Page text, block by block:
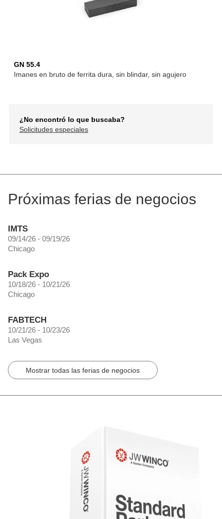
GN 55.4
Imanes en bruto de ferrita dura, sin blindar, sin agujero
¿No encontró lo que buscaba?
Solicitudes especiales
Próximas ferias de negocios
IMTS
09/14/26 - 09/19/26
Chicago
Pack Expo
10/18/26 - 10/21/26
Chicago
FABTECH
10/21/26 - 10/23/26
Las Vegas
Mostrar todas las ferias de negocios